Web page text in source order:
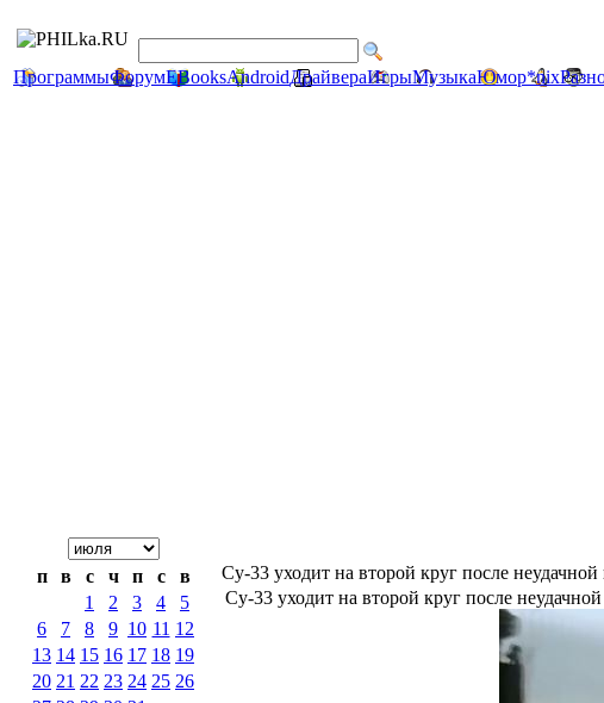
ПрограммыФорумEBooksAndroidДрайвераИгрыМузыкаЮмор*nix
п в с ч п с
в
1
2 3 4
5
6
7 8 9 10 11 12
13 14 15 16 17 18 19
20 21 22 23 24 25 26
Су-33 уходит на второй круг после
Су-33 уходит на второй круг после